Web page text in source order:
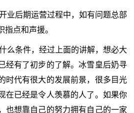
业后期运营过程中，如有问题总部
点和声援。
么条件，经过上面的讲解，想必大
经有了初步的了解。冰雪皇后奶寻
时代有很大的发展前景，很多目光
在已经是令人羡慕的人了。如果你
也想靠自己的努力拥有自己的一家